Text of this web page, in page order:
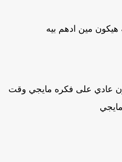
مين ادهم بيه
على فكره مايجي وقت